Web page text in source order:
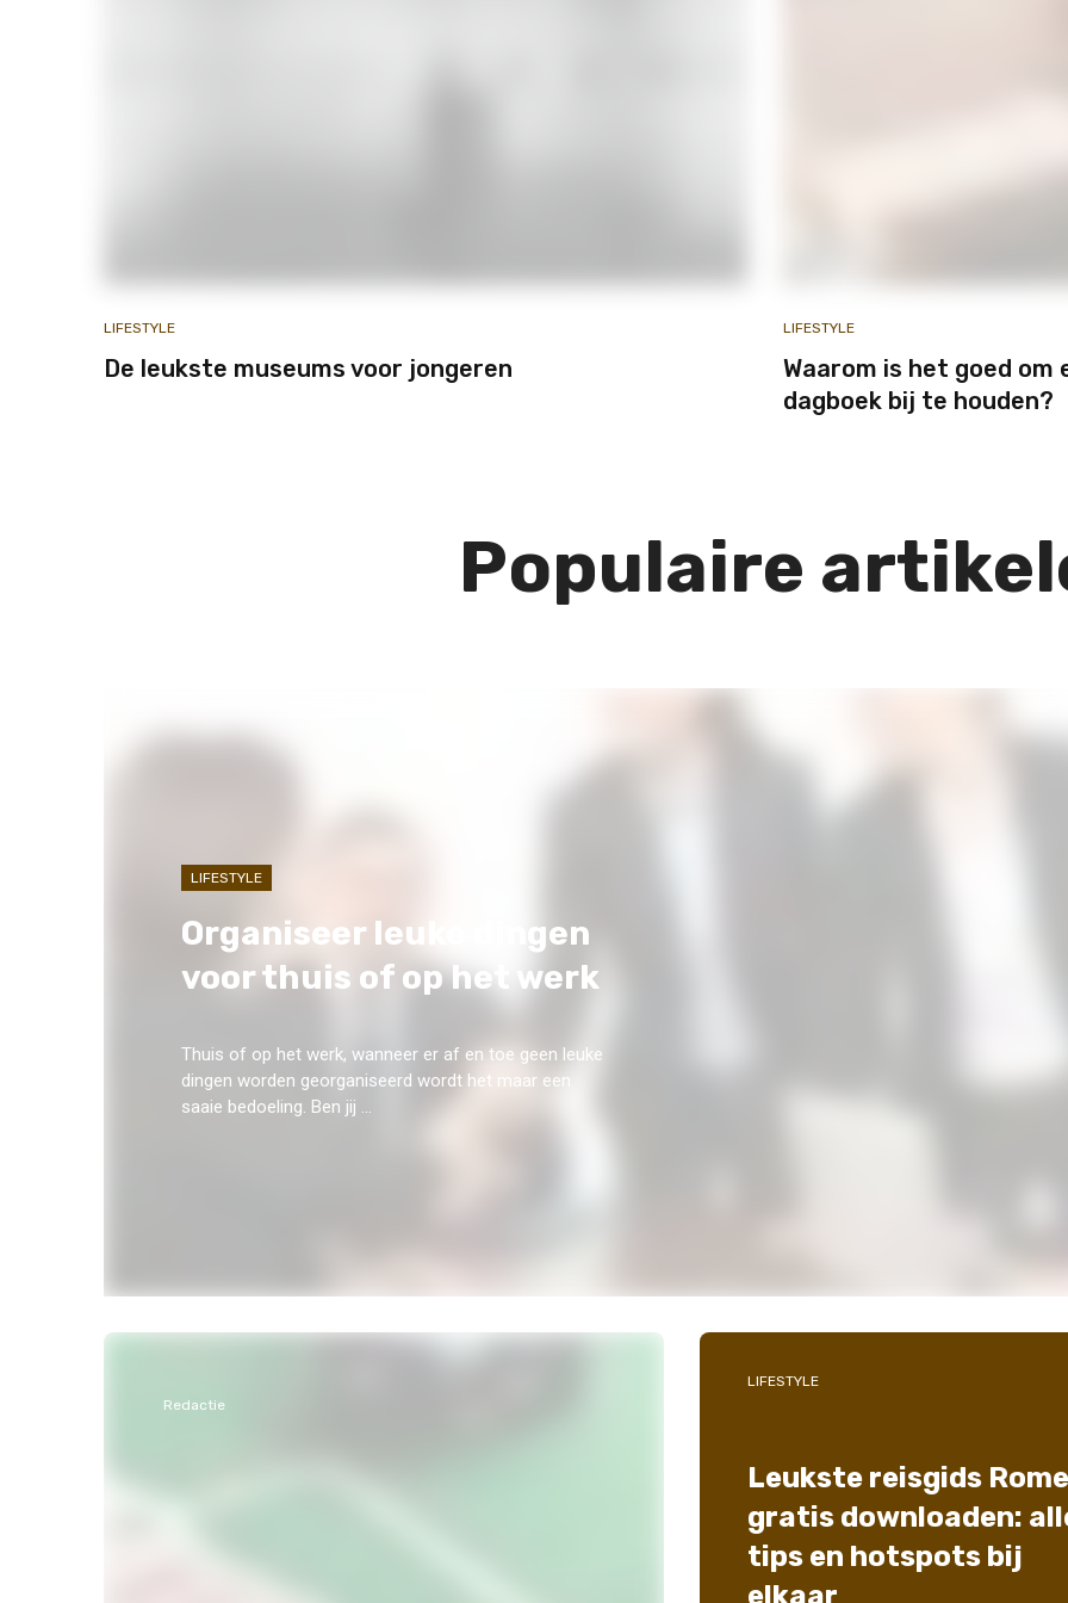
LIFESTYLE
De leukste museums voor jongeren
LIFESTYLE
Waarom is het goed om
dagboek bij te houden?
Populaire
LIFESTYLE
Organiseer leuke dingen
voor thuis of op het werk
Thuis of op het werk, wanneer er af en toe geen leuke
dingen worden georganiseerd wordt het maar een
saaie bedoeling. Ben jij ...
Redactie
LIFESTYLE
Leukste reisgids Rome
gratis downloaden:
tips en hotspots bij
elkaar